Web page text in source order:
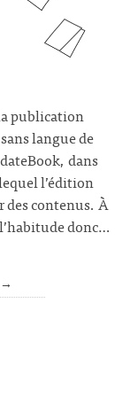
publication
langue de
dans
l’édition
des contenus. À
donc…
→